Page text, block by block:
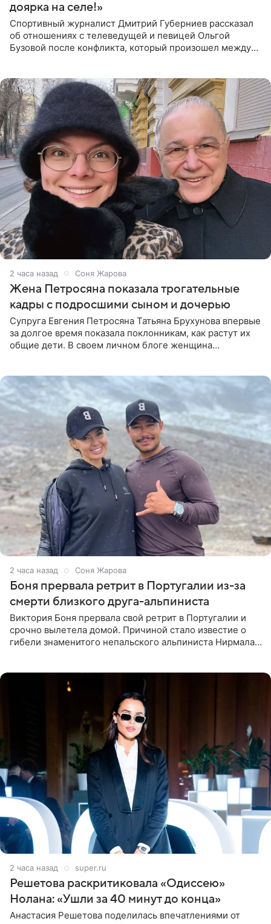
доярка на селе!»
Спортивный журналист Дмитрий Губерниев рассказал
об отношениях с телеведущей и певицей Ольгой
Бузовой после конфликта, который произошел между
2 часа назад Соня Жарова
Жена Петросяна показала трогательные
кадры с подросшими сыном и дочерью
Супруга Евгения Петросяна Татьяна Брухунова впервые
за долгое время показала поклонникам, как растут их
общие дети. В своем личном блоге женщина
2 часа назад Соня Жарова
Боня прервала ретрит в Португалии из-за
смерти близкого друга-альпиниста
Виктория Боня прервала свой ретрит в Португалии и
срочно вылетела домой. Причиной стало известие о
гибели знаменитого непальского альпиниста Нирмала
2 часа назад super.ru
Решетова раскритиковала «Одиссею»
Нолана: «Ушли за 40 минут до конца»
Анастасия Решетова поделилась впечатлениями от